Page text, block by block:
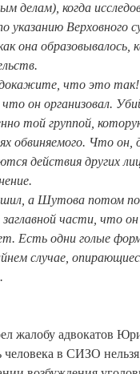
когда
указанию Верховного
она образовывалось,
что это так!
он организовал.
той группой, которую
обвиняемого. Что он,
действия других
а Шутова потом
части, что он
одни голые
случае,
жалобу адвокатов
в СИЗО